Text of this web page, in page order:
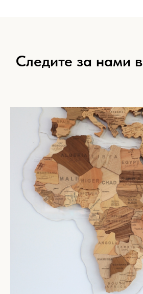
Следите за нами в